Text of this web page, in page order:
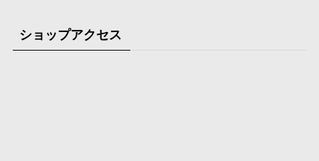
ショップアクセス